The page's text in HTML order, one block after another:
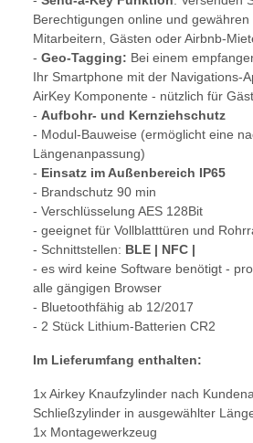
Berechtigungen online und gewähren
Mitarbeitern, Gästen oder Airbnb-
- Geo-Tagging: Bei einem
Ihr Smartphone mit der Navigations-
AirKey Komponente - nützlich für
- Aufbohr- und Kernziehschutz
- Modul-Bauweise (ermöglicht eine
Längenanpassung)
- Einsatz im Außenbereich IP65
- Brandschutz 90 min
- Verschlüsselung AES 128Bit
- geeignet für Vollblatttüren und
- Schnittstellen: BLE | NFC |
- es wird keine Software benötigt -
alle gängigen Browser
- Bluetoothfähig ab 12/2017
- 2 Stück Lithium-Batterien CR2
Im Lieferumfang enthalten:
1x Airkey Knaufzylinder nach
Schließzylinder in ausgewählter
1x Montagewerkzeug